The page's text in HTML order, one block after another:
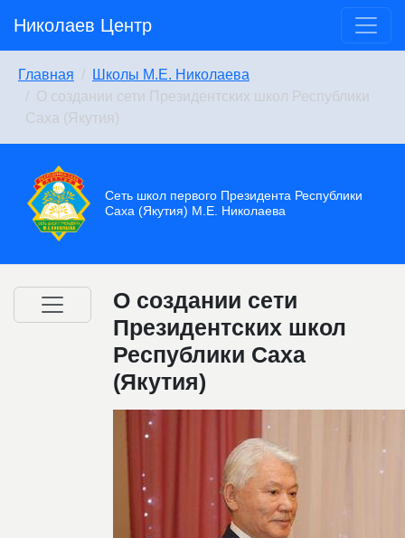
Николаев Центр
Главная
Школы М.Е. Николаева
О создании сети Президентских школ Республики
Саха (Якутия)
Сеть школ первого Президента Республики
Саха (Якутия) М.Е. Николаева
О создании сети
Президентских школ
Республики Саха
(Якутия)